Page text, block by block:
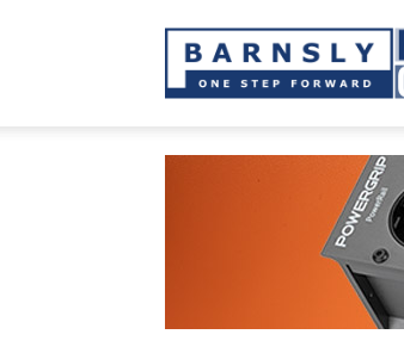
Sound
Blog